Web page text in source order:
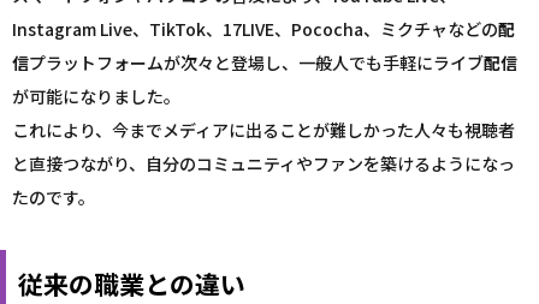
Instagram Live、TikTok、17LIVE、Pococha、ミクチャなどの配
信プラットフォームが次々と登場し、一般人でも手軽にライブ配信
が可能になりました。
これにより、今までメディアに出ることが難しかった人々も視聴者
と直接つながり、自分のコミュニティやファンを築けるようになっ
たのです。
従来の職業との違い